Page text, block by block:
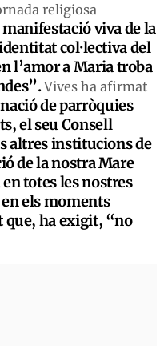
religiosa
viva de la
col·lectiva del
l’amor a Maria troba
Vives ha afirmat
de parròquies
el seu Consell
altres institucions de
de la nostra Mare
totes les nostres
els moments
que, ha exigit, “no